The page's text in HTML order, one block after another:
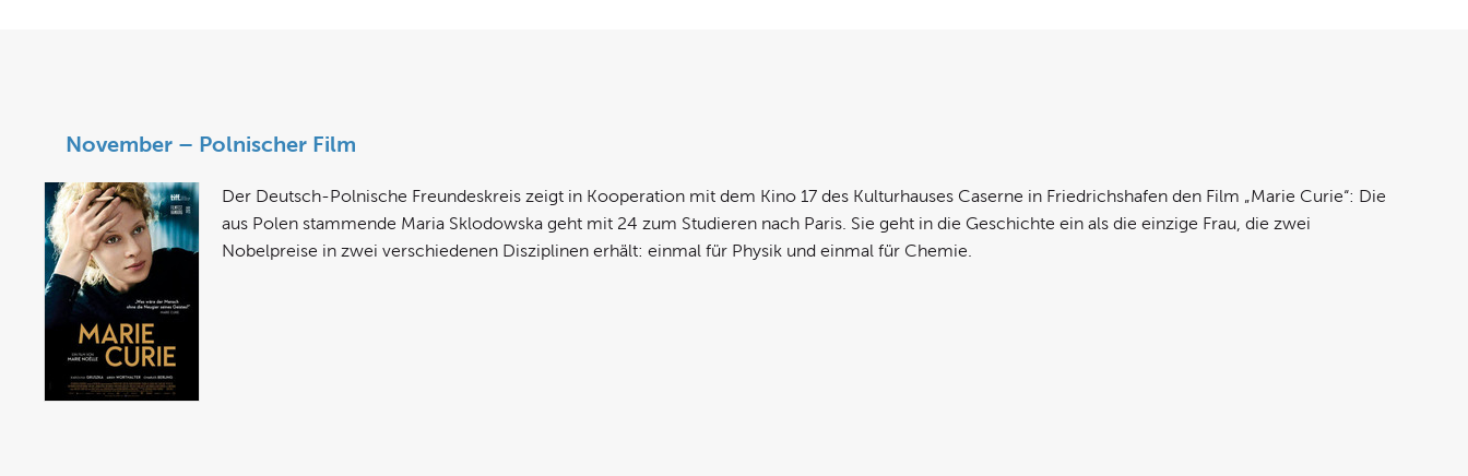
November – Polnischer Film
Der Deutsch-Polnische Freundeskreis zeigt in Kooperation mit dem Kino 17 des Kulturhauses Caserne in Friedrichshafen den Film „Marie Curie“: Die
aus Polen stammende Maria Sklodowska geht mit 24 zum Studieren nach Paris. Sie geht in die Geschichte ein als die einzige Frau, die zwei
Nobelpreise in zwei verschiedenen Disziplinen erhält: einmal für Physik und einmal für Chemie.